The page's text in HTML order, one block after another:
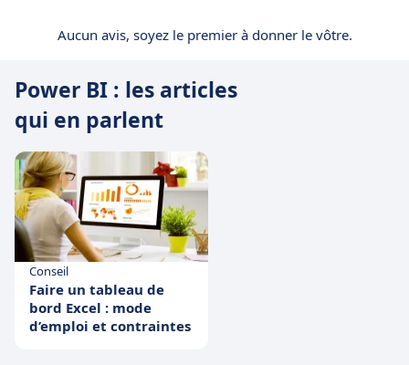
Aucun avis, soyez le premier à donner le vôtre.
Power BI : les articles
qui en parlent
Conseil
Faire un tableau de
bord Excel : mode
d’emploi et contraintes